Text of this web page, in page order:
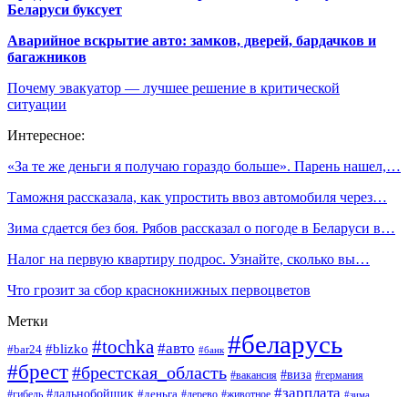
Беларуси буксует
Аварийное вскрытие авто: замков, дверей, бардачков и
багажников
Почему эвакуатор — лучшее решение в критической
ситуации
Интересное:
«За те же деньги я получаю гораздо больше». Парень нашел,…
Таможня рассказала, как упростить ввоз автомобиля через…
Зима сдается без боя. Рябов рассказал о погоде в Беларуси в…
Налог на первую квартиру подрос. Узнайте, сколько вы…
Что грозит за сбор краснокнижных первоцветов
Метки
#bar24 #blizko #tochka #авто #банк #беларусь
#брест#брестская_область #вакансия #виза #германия
#гибель #дальнобойщик #деньга #дерево #животное #зарплата #зима